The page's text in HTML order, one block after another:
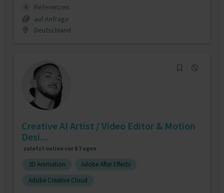
0
Referenzen
auf Anfrage
Deutschland
Creative AI Artist / Video Editor & Motion
Desi...
zuletzt online vor 8 Tagen
2D Animation
Adobe After Effects
Adobe Creative Cloud